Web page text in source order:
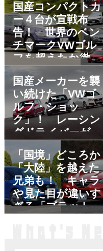
国産コンパクトカ
ー４台が宣戦布
告！ 世界のベン
チマークVWゴル
フを超えたか徹底
分析
国産メーカーを襲
い続けた「VWゴ
ルフ・ショッ
ク」！ レーシン
グドライバーが体
感した「衝撃度」
とは
「国境」どころか
「大陸」を越えた
兄弟も！ キャラ
や見た目が違いす
ぎる「プラットフ